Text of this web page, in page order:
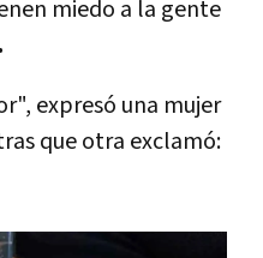
miedo a la gente
expresó una mujer
que otra exclamó: